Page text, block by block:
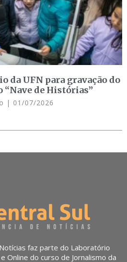
da UFN para gravação do
“Nave de Histórias”
01/07/2026
faz parte do Laboratório
Online do curso de Jornalismo da